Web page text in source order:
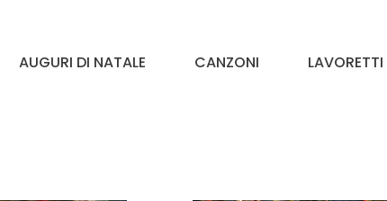
AUGURI DI NATALE CANZONI LAVORETTI